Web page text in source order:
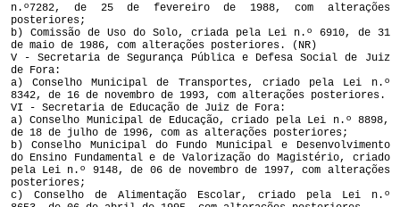
n.º7282, de 25 de fevereiro de 1988, com alterações
posteriores;
b) Comissão de Uso do Solo, criada pela Lei n.º 6910, de 31
de maio de 1986, com alterações posteriores. (NR)
V - Secretaria de Segurança Pública e Defesa Social de Juiz
de Fora:
a) Conselho Municipal de Transportes, criado pela Lei n.º
8342, de 16 de novembro de 1993, com alterações posteriores.
VI - Secretaria de Educação de Juiz de Fora:
a) Conselho Municipal de Educação, criado pela Lei n.º 8898,
de 18 de julho de 1996, com as alterações posteriores;
b) Conselho Municipal do Fundo Municipal e Desenvolvimento
do Ensino Fundamental e de Valorização do Magistério, criado
pela Lei n.º 9148, de 06 de novembro de 1997, com alterações
posteriores;
c) Conselho de Alimentação Escolar, criado pela Lei n.º